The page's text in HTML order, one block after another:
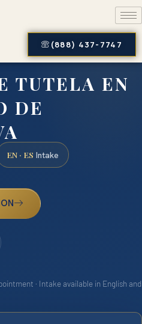
(888) 437-7747
TUTELA EN
DE
EN · ES Intake
· Intake available in English and